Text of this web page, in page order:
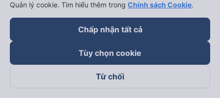
Quản lý cookie. Tìm hiểu thêm trong Chính sách Cookie.
Chấp nhận tất cả
Tùy chọn cookie
Từ chối